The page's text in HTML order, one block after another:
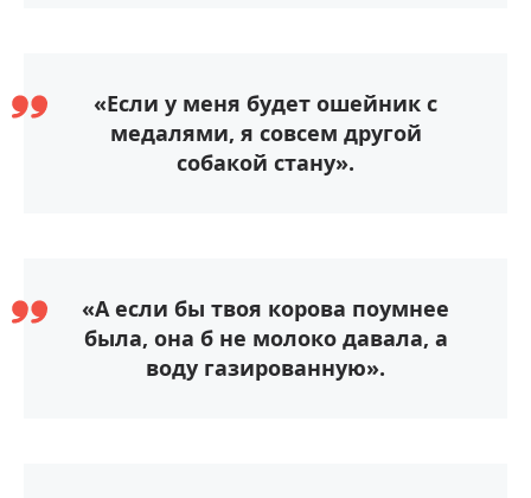
«Если у меня будет ошейник с
медалями, я совсем другой
собакой стану».
«А если бы твоя корова поумнее
была, она б не молоко давала, а
воду газированную».